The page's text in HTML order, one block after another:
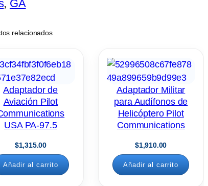
, GA
relacionados
Adaptador de
Aviación Pilot
USA PA-97.5
$1,315.00
Añadir al carrito
Adaptador Militar
para Audífonos de
Helicóptero Pilot
Communications
$1,910.00
Añadir al carrito